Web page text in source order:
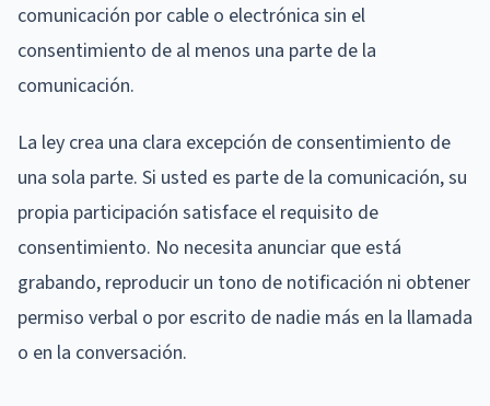
comunicación por cable o electrónica sin el
consentimiento de al menos una parte de la
comunicación.
La ley crea una clara excepción de consentimiento de
una sola parte. Si usted es parte de la comunicación, su
propia participación satisface el requisito de
consentimiento. No necesita anunciar que está
grabando, reproducir un tono de notificación ni obtener
permiso verbal o por escrito de nadie más en la llamada
o en la conversación.